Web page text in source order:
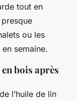
tout en
ou les
semaine.
bois après
l’huile de lin